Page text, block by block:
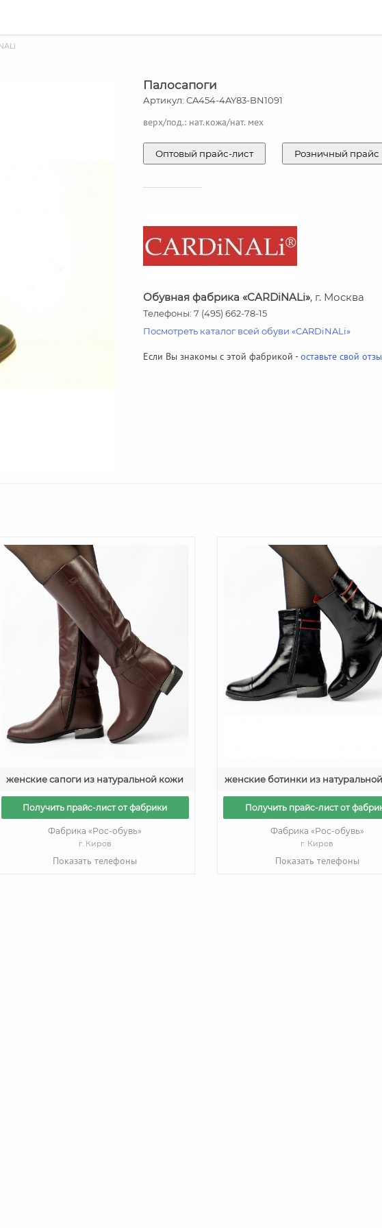
Палосапоги
Артикул: СA454-4AY83-BN1091
верх/под.: нат.кожа/нат. мех
Оптовый прайс-лист Розничный прайс
Обувная фабрика «CARDiNALi», г. Москва
Телефоны: 7 (495) 662-78-15
Посмотреть каталог всей обуви «CARDiNALi»
Если Вы знакомы с этой фабрикой -оставьте свой
женские сапоги из натуральной кожи
Получить прайс-лист от фабрики
Фабрика «Рос-обувь»
г. Киров
Показать телефоны
женские ботинки из
Получить прайс-лист от
Фабрика «Рос-обувь»
г. Киров
Показать телефоны